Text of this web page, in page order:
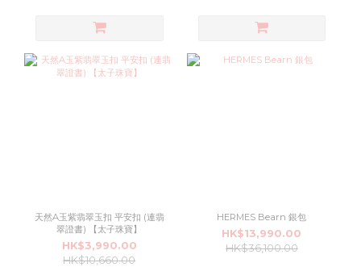
天然A玉紫翡翠玉扣 平安扣 (連翡
翠證書) 【太子珠寶】
HK$3,990.00
HK$10,660.00
HERMES Bearn 銀包
HK$13,990.00
HK$36,100.00